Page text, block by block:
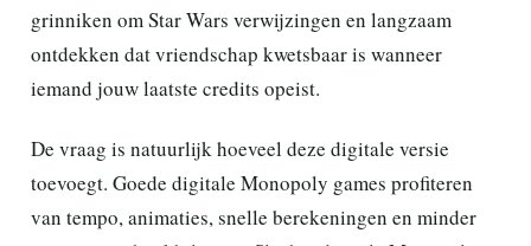
grinniken om Star Wars verwijzingen en langzaam
ontdekken dat vriendschap kwetsbaar is wanneer
iemand jouw laatste credits opeist.
De vraag is natuurlijk hoeveel deze digitale versie
toevoegt. Goede digitale Monopoly games profiteren
van tempo, animaties, snelle berekeningen en minder